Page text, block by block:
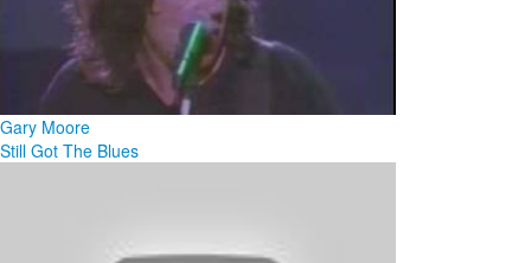
Gary Moore
Still Got The Blues